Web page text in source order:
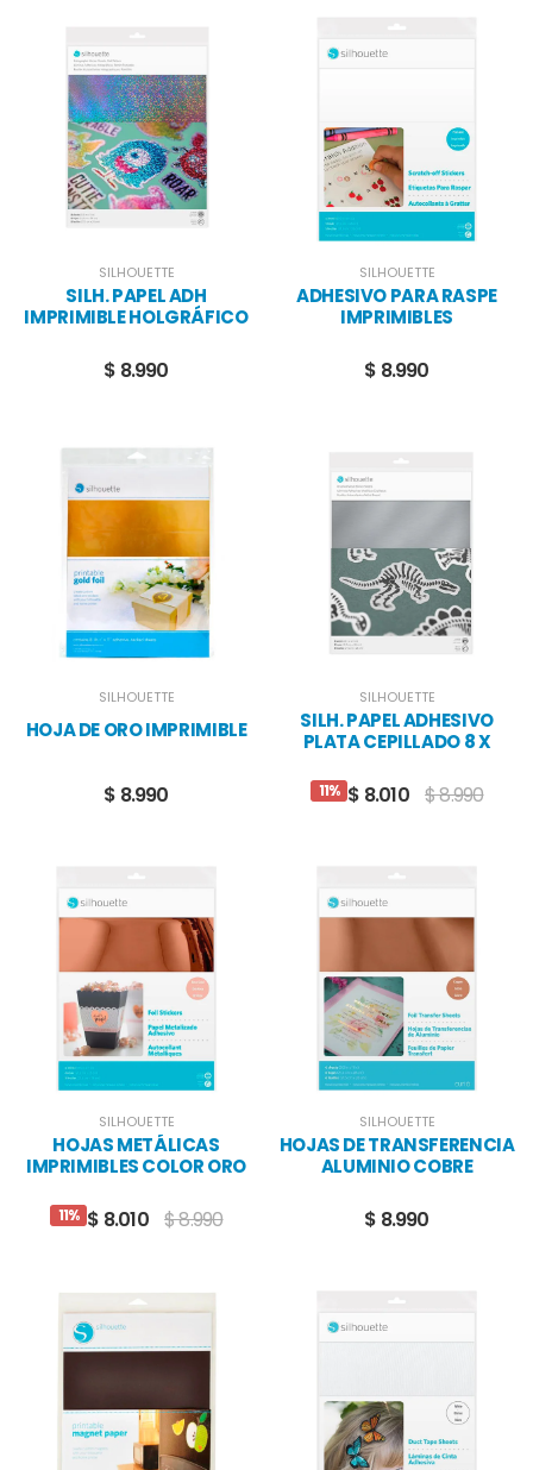
SILHOUETTE
SILH. PAPEL ADH
IMPRIMIBLE HOLGRÁFICO
$ 8.990
SILHOUETTE
ADHESIVO PARA RASPE
IMPRIMIBLES
$ 8.990
SILHOUETTE
HOJA DE ORO IMPRIMIBLE
$ 8.990
SILHOUETTE
SILH. PAPEL ADHESIVO
PLATA CEPILLADO 8 X
11% $ 8.010 $ 8.990
SILHOUETTE
HOJAS METÁLICAS
IMPRIMIBLES COLOR ORO
11% $ 8.010 $ 8.990
SILHOUETTE
HOJAS DE TRANSFERENCIA
ALUMINIO COBRE
$ 8.990